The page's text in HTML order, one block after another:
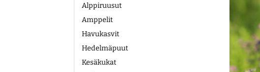
Alppiruusut
Amppelit
Havukasvit
Hedelmäpuut
Kesäkukat